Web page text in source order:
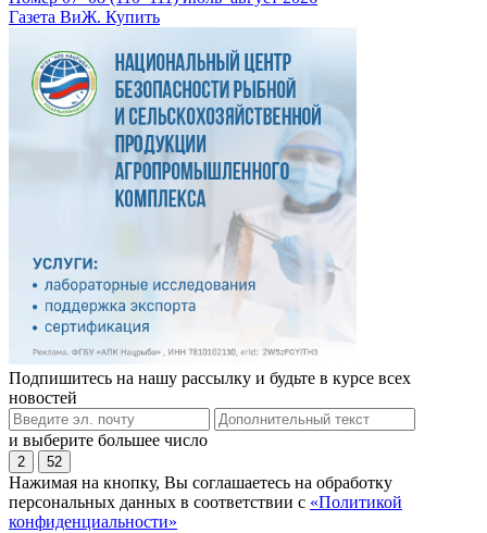
Газета ВиЖ. Купить
Подпишитесь на нашу рассылку и будьте в курсе всех
новостей
и выберите большее число
2 52
Нажимая на кнопку, Вы соглашаетесь на обработку
персональных данных в соответствии с «Политикой
конфиденциальности»